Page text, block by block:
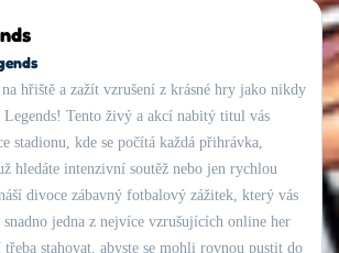
hřiště a zažít vzrušení z krásné hry jako nikdy
Tento živý a akcí nabitý titul vás
stadionu, kde se počítá každá přihrávka,
hledáte intenzivní soutěž nebo jen rychlou
divoce zábavný fotbalový zážitek, který vás
jedna z nejvíce vzrušujících online her
stahovat, abyste se mohli rovnou pustit do